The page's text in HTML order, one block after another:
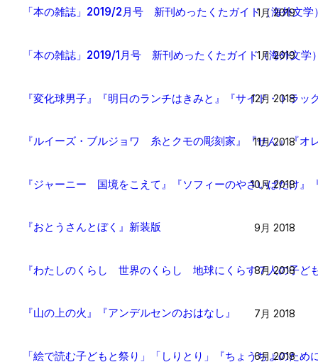
「本の雑誌」2019/2月号 新刊めったくたガイド（海外文学
1月 2019
「本の雑誌」2019/1月号 新刊めったくたガイド（海外文学
1月 2019
『変化球男子』『明日のランチはきみと』『サイド・ト
12月 2018
『ルイーズ・ブルジョワ 糸とクモの彫刻家』『せん』『オ
11月 2018
『ジャーニー 国境をこえて』『ソフィーのやさいばたけ』
10月 2018
『おとうさんとぼく』新装版 9月 2018
『わたしのくらし 世界のくらし 地球にくらす７人の子ど
8月 2018
『山の上の火』『アンデルセンのおはなし』 7月 2018
「絵で読む子どもと祭り」「しりとり」『ちょうちょのた
6月 2018